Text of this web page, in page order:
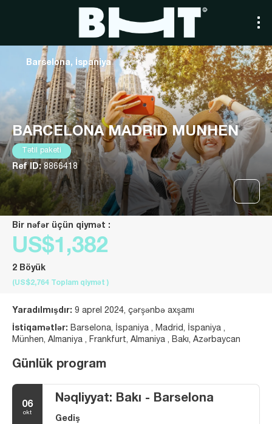
BARCELONA MADRID MUNHEN
Tətil paketi
Ref ID:8866418
Barselona, İspaniya
Bir nəfər üçün qiymət :
US$1,382
2 Böyük
(US$2,764 Toplam qiymət )
Yaradılmışdır: 9 aprel 2024, çərşənbə axşamı
İstiqamətlər: Barselona, İspaniya , Madrid, İspaniya ,
Münhen, Almaniya , Frankfurt, Almaniya , Bakı, Azərbaycan
Günlük program
06
okt
Nəqliyyat: Bakı - Barselona
Gediş